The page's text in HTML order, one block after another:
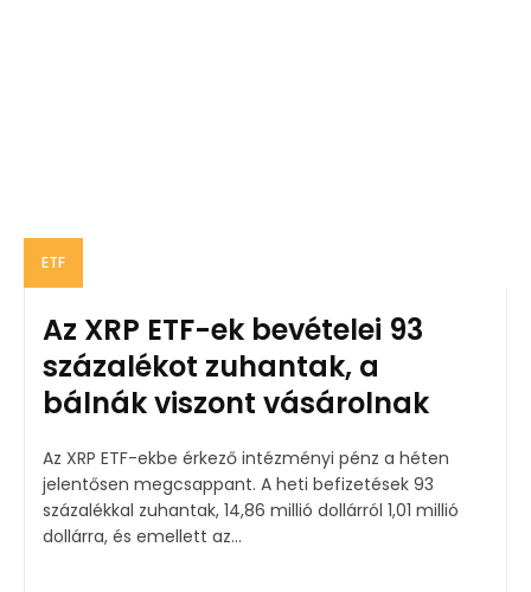
ETF
Az XRP ETF-ek bevételei 93
százalékot zuhantak, a
bálnák viszont vásárolnak
Az XRP ETF-ekbe érkező intézményi pénz a héten
jelentősen megcsappant. A heti befizetések 93
százalékkal zuhantak, 14,86 millió dollárról 1,01 millió
dollárra, és emellett az...